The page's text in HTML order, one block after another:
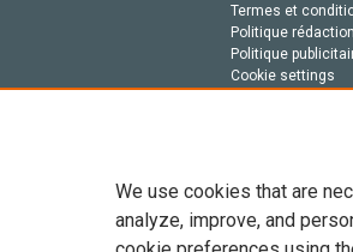
Termes et
Politique
Politique
Cookie settings
We use cookies that are
analyze, improve, and